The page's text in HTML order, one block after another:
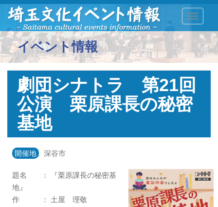
イベント情報
劇団シナトラ 第21回
公演 栗原課長の秘密
基地
開催地 深谷市
題名 ： 『栗原課長の秘密基
地』
作 ： 土屋 理敬